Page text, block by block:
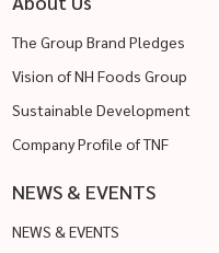
The Group Brand Pledges
Vision of NH Foods Group
Sustainable Development
Company Profile of TNF
NEWS & EVENTS
NEWS & EVENTS